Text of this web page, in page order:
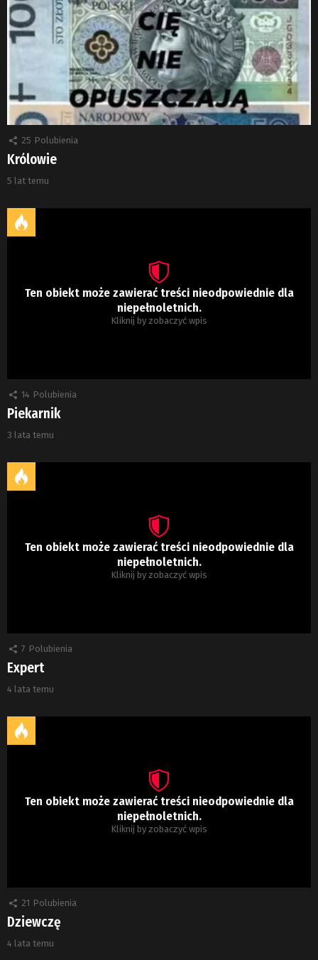
25 Polubienia
Królowie
5 lat temu
Ten obiekt może zawierać treści nieodpowiednie dla
niepełnoletnich.
Kliknij by zobaczyć wpis
14 Polubienia
Piekarnik
3 lata temu
Ten obiekt może zawierać treści nieodpowiednie dla
niepełnoletnich.
Kliknij by zobaczyć wpis
7 Polubienia
Expert
4 lata temu
Ten obiekt może zawierać treści nieodpowiednie dla
niepełnoletnich.
Kliknij by zobaczyć wpis
21 Polubienia
Dziewczę
4 lata temu